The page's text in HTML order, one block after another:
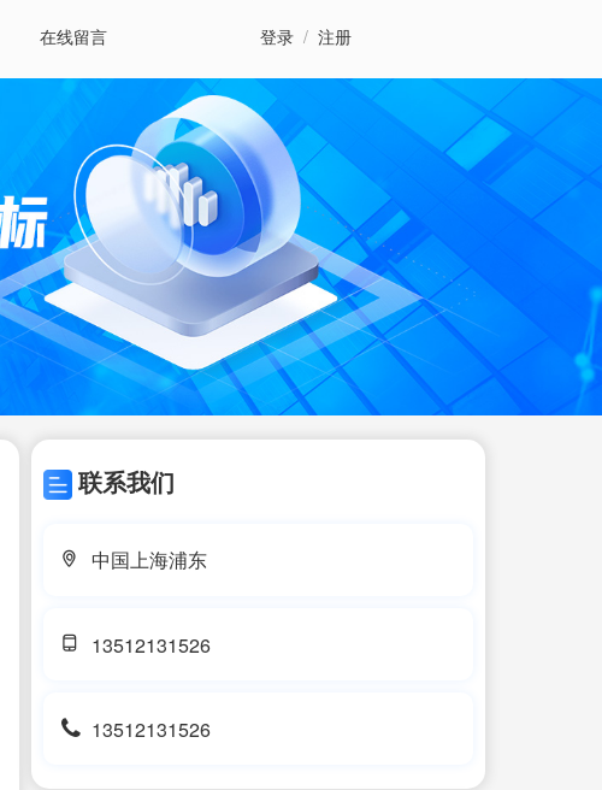
在线留言 登录 / 注册
联系我们
中国上海浦东
13512131526
13512131526